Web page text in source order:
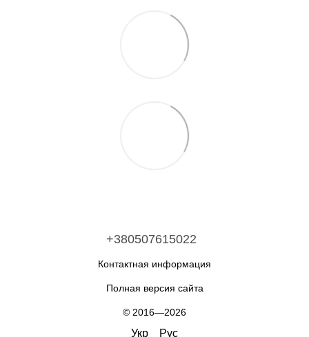
+380507615022
Контактная информация
Полная версия сайта
© 2016—2026
Укр Рус